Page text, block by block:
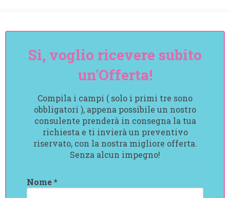
Si, voglio ricevere subito
un'Offerta!
Compila i campi ( solo i primi tre sono
obbligatori ), appena possibile un nostro
consulente prenderà in consegna la tua
richiesta e ti invierà un preventivo
riservato, con la nostra migliore offerta.
Senza alcun impegno!
Nome *